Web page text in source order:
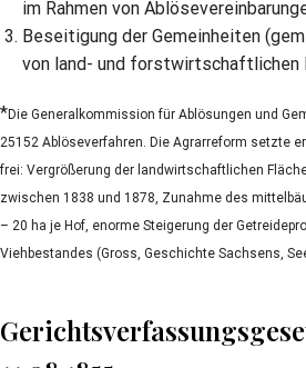
im Rahmen von
Beseitigung der Gemeinheiten
von land- und forstwirtschaftlichen
*Die Generalkommission für Ablösungen und
25152 Ablöseverfahren. Die Agrarreform setzte
frei: Vergrößerung der landwirtschaftlichen
zwischen 1838 und 1878, Zunahme des
– 20 ha je Hof, enorme Steigerung der
Viehbestandes (Gross, Geschichte Sachsens,